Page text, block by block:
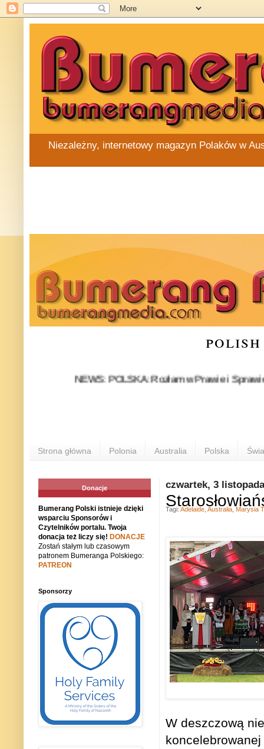
Niezależny, internetowy magazyn Polaków w
NEWS: POLSKA: Rozłam w Prawie i
Strona główna Polonia Australia Polska
czwartek, 3
W deszczową
Tagi: Adelaide Australia Marysia
Donacje
Bumerang Polski istnieje dzięki
wsparciu Sponsorów i
Czytelników portalu. Twoja
donacja też liczy się! DONACJE
Zostań stałym lub czasowym
patronem Bumeranga Polskiego:
PATREON
Sponsorzy